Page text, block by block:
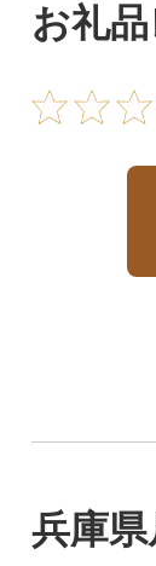
お礼
兵庫